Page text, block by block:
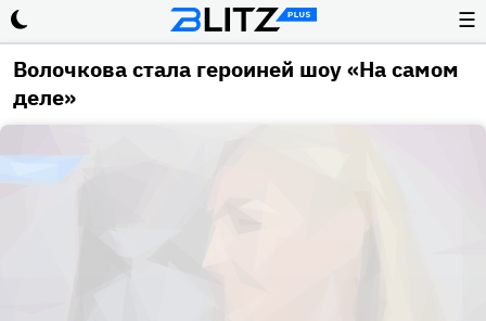
☰
Волочкова стала героиней шоу «На самом
деле»